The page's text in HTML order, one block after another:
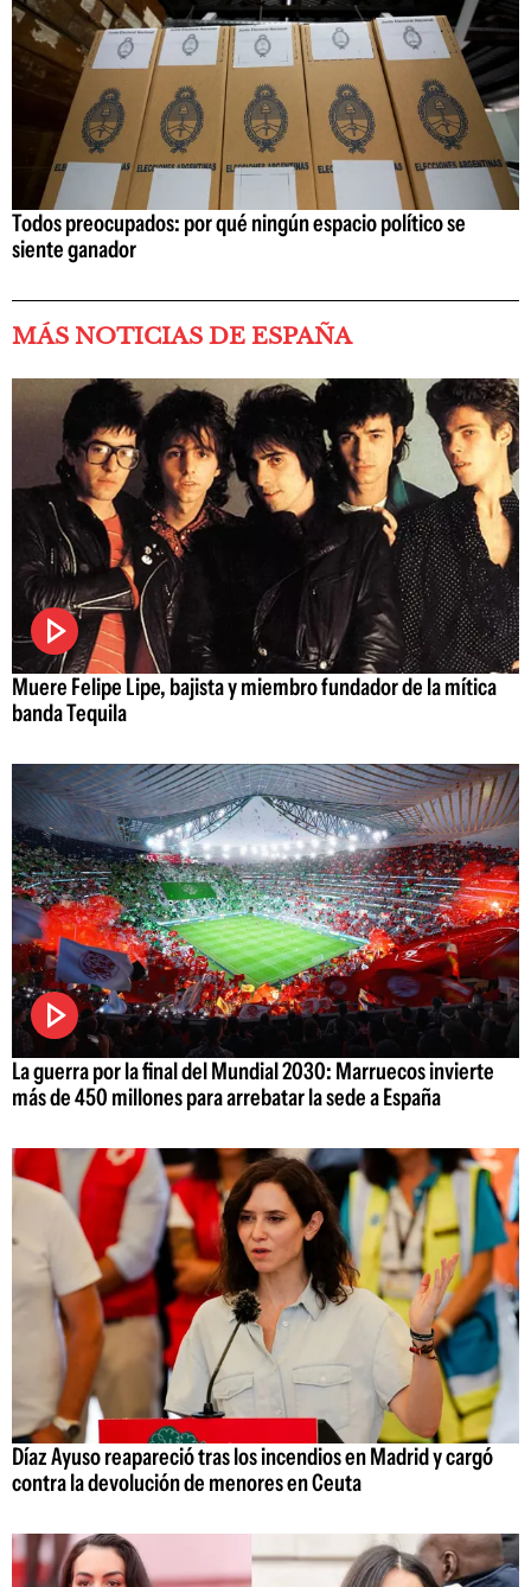
Todos preocupados: por qué ningún espacio político se
siente ganador
MÁS NOTICIAS DE ESPAÑA
Muere Felipe Lipe, bajista y miembro fundador de la mítica
banda Tequila
La guerra por la final del Mundial 2030: Marruecos invierte
más de 450 millones para arrebatar la sede a España
Díaz Ayuso reapareció tras los incendios en Madrid y cargó
contra la devolución de menores en Ceuta